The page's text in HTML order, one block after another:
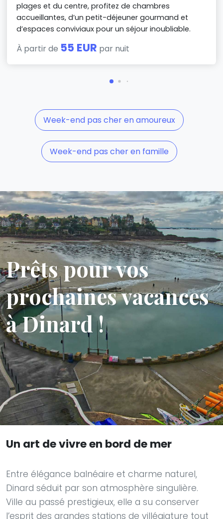
plages et du centre, profitez de chambres
accueillantes, d’un petit-déjeuner gourmand et
d’espaces conviviaux pour un séjour inoubliable.
À partir de 55 EUR par nuit
Week-end pas cher en amoureux
Week-end pas cher en famille
Prêts pour vos
prochaines vacances
à Dinard !
Un art de vivre en bord de mer
Entre élégance balnéaire et charme naturel,
Dinard séduit par son atmosphère singulière.
Ville au passé prestigieux, elle a su conserver
l’esprit des grandes stations de villégiature tout